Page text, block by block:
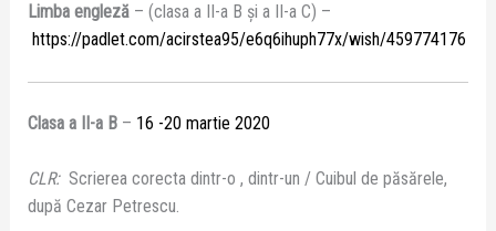
Limba engleză– (clasa a II-a B și a II-a C) –
https://padlet.com/acirstea95/e6q6ihuph77x/wish/459774176
Clasa a II-a B– 16 -20 martie 2020
CLR:Scrierea corecta dintr-o , dintr-un / Cuibul de păsărele,
după Cezar Petrescu.